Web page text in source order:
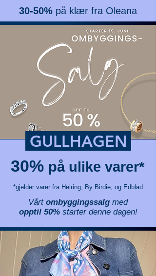
30-50% på klær fra Oleana
GULLHAGEN
30% på ulike varer*
*gjelder varer fra Heiring, By Birdie, og Edblad
Vårt ombyggingssalg med
opptil 50% starter denne dagen!